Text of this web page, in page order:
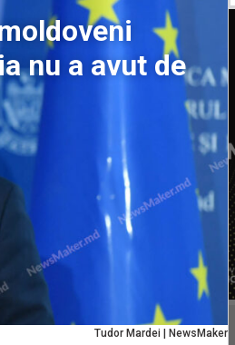
Tudor Mardei | NewsMaker
nu a avut de